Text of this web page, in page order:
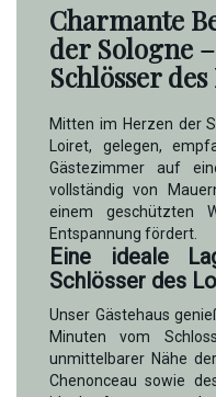
Charmante
der Sologne
Schlösser
Mitten im Herzen der
Loiret, gelegen,
Gästezimmer auf
vollständig von
einem geschützten
Entspannung fördert.
Eine ideale
Schlösser des
Unser Gästehaus
Minuten vom
unmittelbarer Nähe
Chenonceau sowie